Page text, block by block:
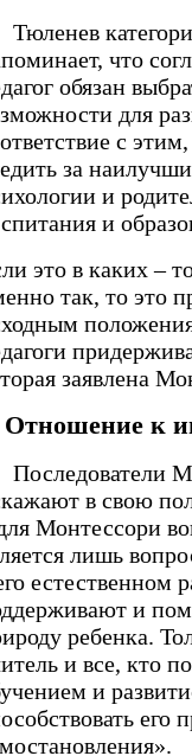
что
обязан
для
с
за
и
и
это в каких –
так, то это
заявлена
Отношение к
в свою
Монтессори
лишь
естественном
и
ребенка.
и все, кто
и